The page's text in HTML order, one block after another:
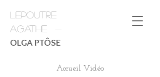
LEPOUTRE
AGATHE -
OLGA PTÔSE
Accueil Vidéo